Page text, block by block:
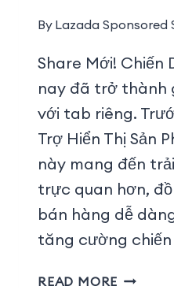
By Lazada Sponsored
Share Mới! Chiến
nay đã trở thành
với tab riêng.
Trợ Hiển Thị Sản
này mang đến
trực quan hơn,
bán hàng dễ
tăng cường
READ MORE